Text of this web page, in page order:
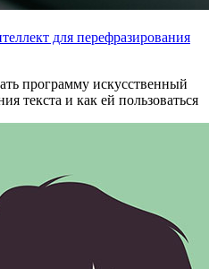
для перефразирования
программу искусственный
текста и как ей пользоваться